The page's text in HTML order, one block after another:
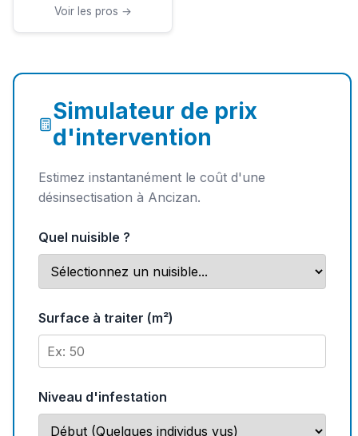
Voir les pros →
Simulateur de prix
d'intervention
Estimez instantanément le coût d'une
désinsectisation à Ancizan.
Quel nuisible ?
Surface à traiter (m²)
Niveau d'infestation